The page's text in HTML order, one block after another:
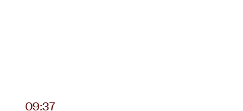
Opublikowano
09:37